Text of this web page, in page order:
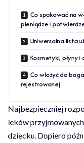
Co spakować na
pieniądze i
Uniwersalna lista
Kosmetyki, płyny
Co włożyć do
rejestrowanej
Najbezpieczniej
leków
dziecku. Dopiero